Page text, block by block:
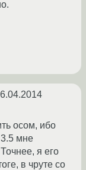
осом, ибо
мне
я его
в чруте со